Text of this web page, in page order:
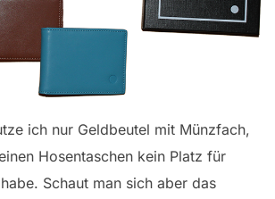
ich nur Geldbeutel mit Münzfach,
Hosentaschen kein Platz für
Schaut man sich aber das